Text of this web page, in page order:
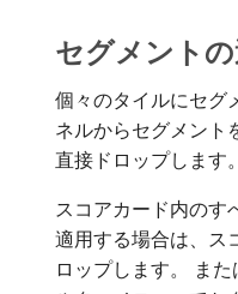
セグメント
個々のタイルにセグ
ネルからセグメント
直接ドロップします。
スコアカード内のす
適用する場合は、ス
ロップします。 ま